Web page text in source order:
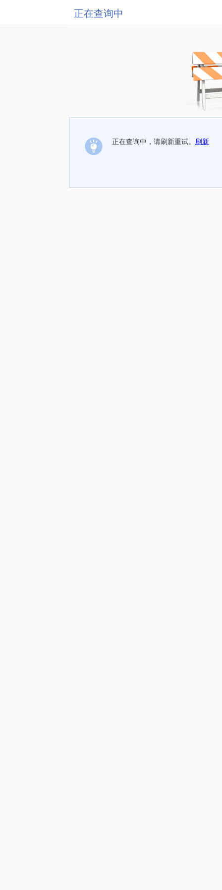
正在查询中
正在查询中，请刷新重试。 刷新